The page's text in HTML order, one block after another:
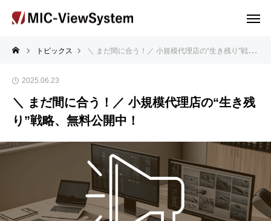
トピックス ＼ まだ間に合う！／ 小規模代理店の“生き残り”戦略、無料公開中！
2025.06.23
＼ まだ間に合う！／ 小規模代理店の“生き残
り”戦略、無料公開中！